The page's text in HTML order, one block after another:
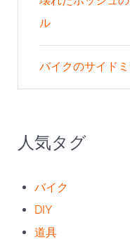
ル
バイクのサイド
人気タグ
バイク
DIY
道具